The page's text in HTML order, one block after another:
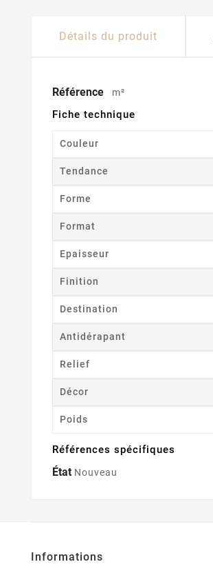
Détails du produit
Référence m²
Fiche technique
Couleur
Tendance
Forme
Format
Epaisseur
Finition
Destination
Antidérapant
Relief
Décor
Poids
Références spécifiques
État Nouveau
Informations